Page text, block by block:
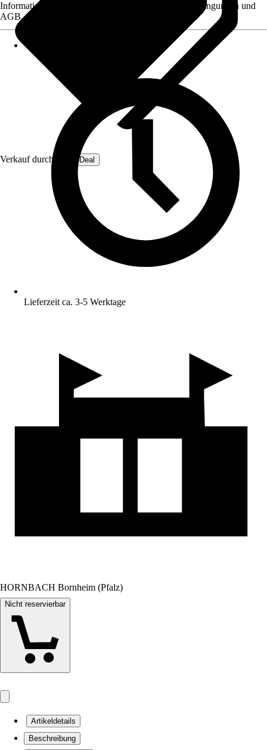
Verkauf durch: OmniDeal
Informationen des Verkäufers, wie z. B. Rückgabebedingungen und
AGB, finden Sie bei Klick auf den Verkäufernamen.
Lieferzeit ca. 3-5 Werktage
HORNBACH Bornheim (Pfalz)
Nicht reservierbar
Artikeldetails
Beschreibung